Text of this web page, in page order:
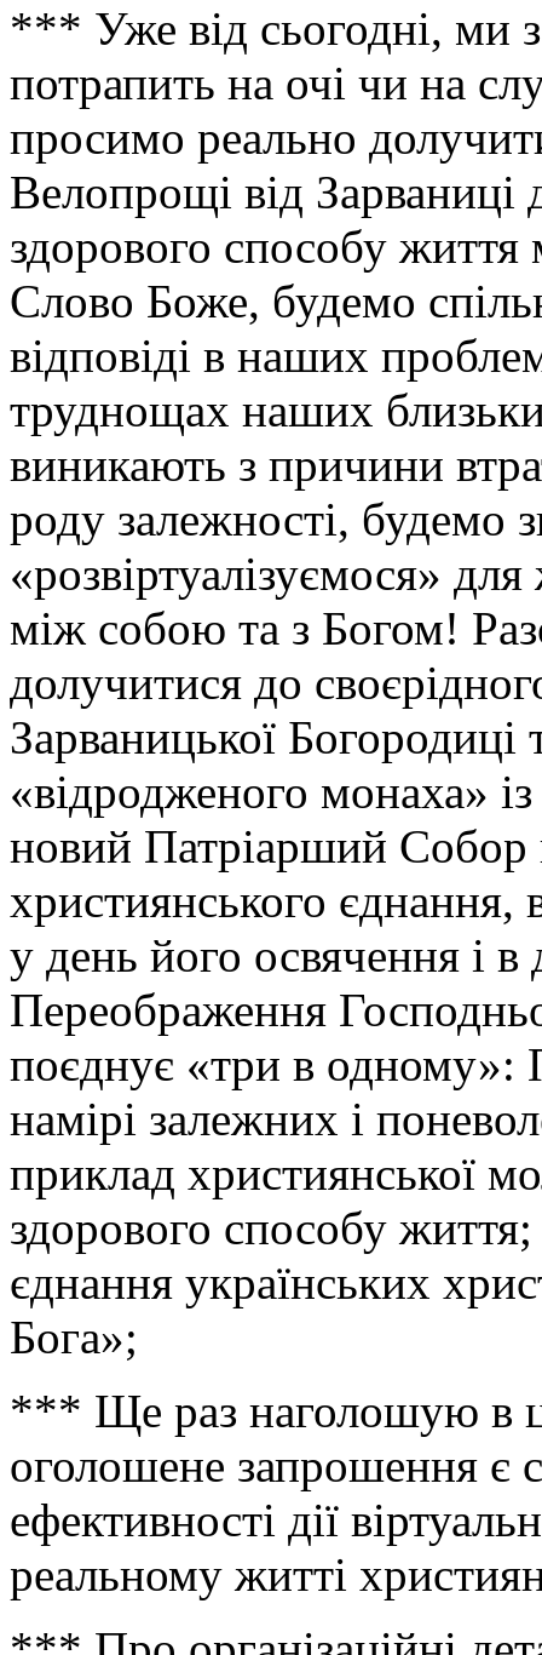
*** Уже від сьогодні, ми
потрапить на очі чи на
просимо реально
Велопрощі від Зарваниці
здорового способу
Слово Боже, будемо
відповіді в наших
труднощах наших
виникають з причини
роду залежності, будемо
«розвіртуалізуємося»
між собою та з Богом!
долучитися до
Зарваницької
«відродженого монаха»
новий Патріарший Собор
християнського
у день його освячення і в
Переображення
поєднує «три в
намірі залежних і
приклад християнської
здорового способу
єднання українських
Бога»;
*** Ще раз наголошую в
оголошене запрошення є
ефективності дії
реальному житті